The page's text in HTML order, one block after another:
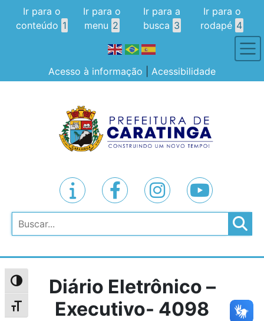
Alternar alto contraste
Alternar tamanho da fonte
Ir para o
conteúdo 1
Ir para o
menu 2
Ir para a
busca 3
Ir para o
rodapé 4
Acesso à informação Acessibilidade
Pesquisar
Diário Eletrônico –
Executivo- 4098